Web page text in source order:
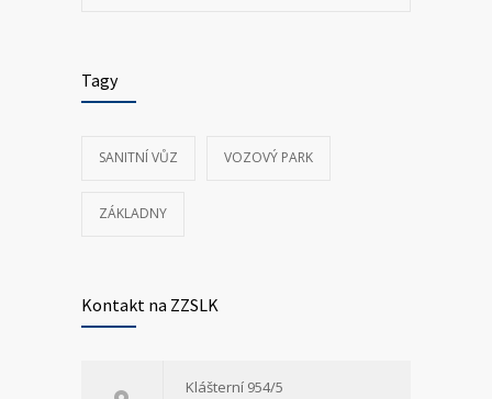
Tagy
SANITNÍ VŮZ VOZOVÝ PARK
ZÁKLADNY
Kontakt na ZZSLK
Klášterní 954/5